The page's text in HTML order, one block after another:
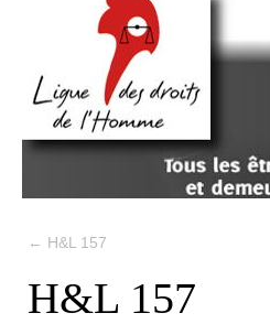
← H&L 157
H&L 157